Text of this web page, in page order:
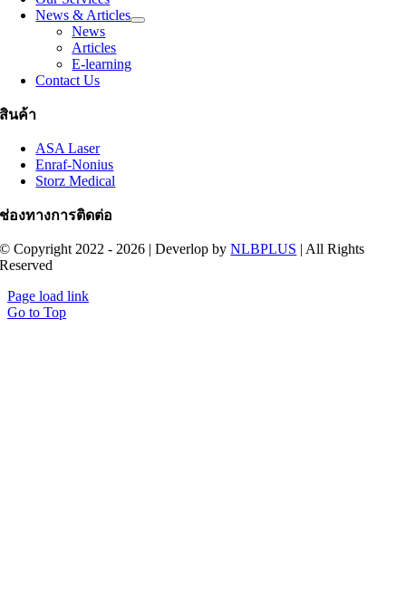
News & Articles
News
Articles
E-learning
Contact Us
สินค้า
ASA Laser
Enraf-Nonius
Storz Medical
ช่องทางการติดต่อ
© Copyright 2022 - 2026 | Deverlop byNLBPLUS | All Rights
Reserved
Page load link
Go to Top